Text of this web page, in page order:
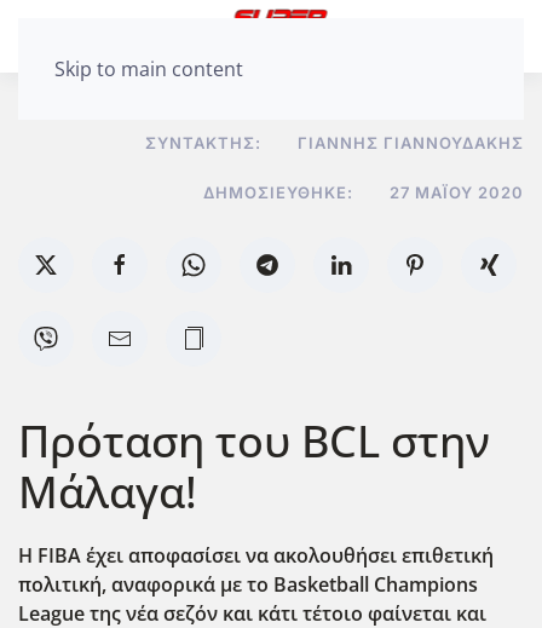
Skip to main content
ΣΥΝΤΆΚΤΗΣ: ΓΙΆΝΝΗΣ ΓΙΑΝΝΟΥΔΆΚΗΣ
ΔΗΜΟΣΙΕΎΘΗΚΕ: 27 ΜΑΪ́ΟΥ 2020
Πρόταση του BCL στην
Μάλαγα!
Η FIBAέχει αποφασίσει να ακολουθήσει επιθετική
πολιτική, αναφορικά με το Basketball Champions
Leagueτης νέα σεζόν και κάτι τέτοιο φαίνεται και